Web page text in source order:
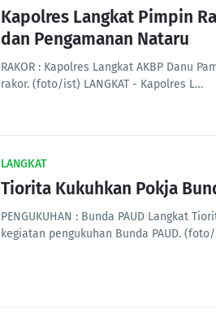
Kapolres Langkat Pimpin
dan Pengamanan Nataru
RAKOR : Kapolres Langkat AKBP Danu
rakor. (foto/ist) LANGKAT - Kapolres L…
LANGKAT
Tiorita Kukuhkan Pokja
PENGUKUHAN : Bunda PAUD Langkat
kegiatan pengukuhan Bunda PAUD.